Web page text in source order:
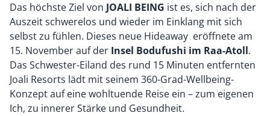
Das höchste Ziel von JOALI BEING ist es, sich nach der
Auszeit schwerelos und wieder im Einklang mit sich
selbst zu fühlen. Dieses neue Hideaway eröffnete am
15. November auf der Insel Bodufushi im Raa-Atoll.
Das Schwester-Eiland des rund 15 Minuten entfernten
Joali Resorts lädt mit seinem 360-Grad-Wellbeing-
Konzept auf eine wohltuende Reise ein ­– zum eigenen
Ich, zu innerer Stärke und Gesundheit.